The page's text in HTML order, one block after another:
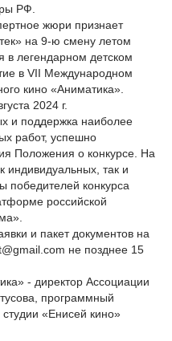
РФ.
жюри признает
на 9-ю смену летом
в легендарном детском
в VII Международном
кино «Аниматика».
2024 г.
и поддержка наиболее
работ, успешно
Положения о конкурсе. На
индивидуальных, так и
победителей конкурса
российской
и пакет документов на
не позднее 15
- директор Ассоциации
программный
«Енисей кино»